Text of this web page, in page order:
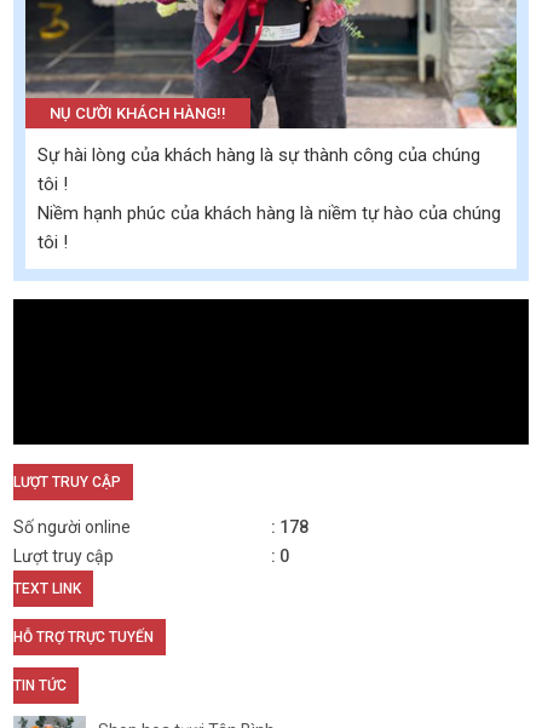
NỤ CƯỜI KHÁCH HÀNG!!
Sự hài lòng của khách hàng là sự thành công của chúng
tôi !
Niềm hạnh phúc của khách hàng là niềm tự hào của chúng
tôi !
LƯỢT TRUY CẬP
Số người online
178
Lượt truy cập
0
TEXT LINK
HỖ TRỢ TRỰC TUYẾN
TIN TỨC